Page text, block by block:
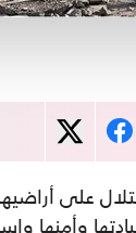
على
وأمنها